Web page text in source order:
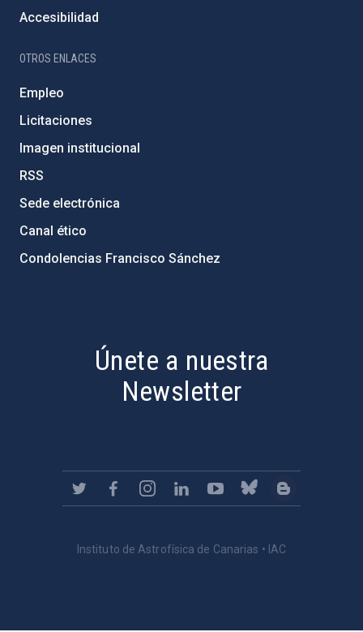
Accesibilidad
OTROS ENLACES
Empleo
Licitaciones
Imagen institucional
RSS
Sede electrónica
Canal ético
Condolencias Francisco Sánchez
Únete a nuestra
Newsletter
Instituto de Astrofísica de Canarias • IAC